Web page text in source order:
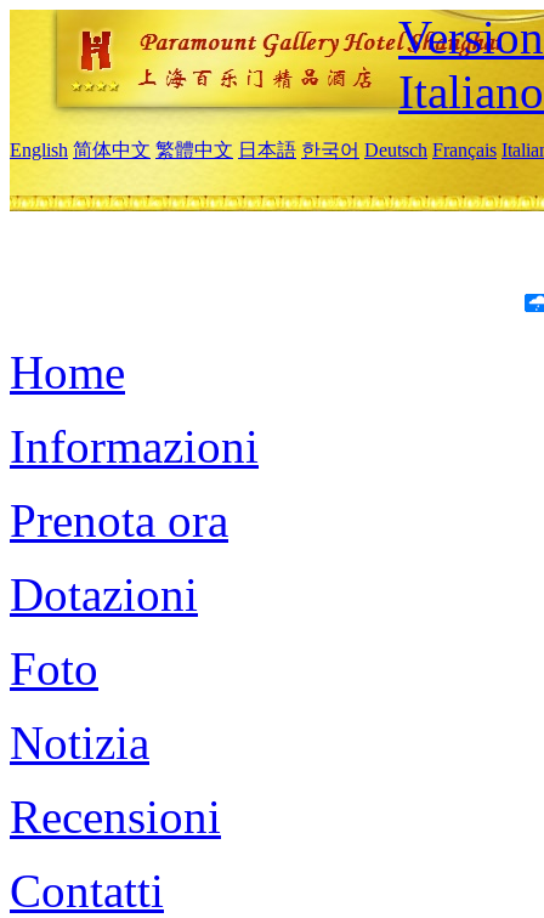
Italiano
English 简体中文 繁體中文 日本語 한국어 Deutsch Français
Home
Informazioni
Prenota ora
Dotazioni
Foto
Notizia
Recensioni
Contatti